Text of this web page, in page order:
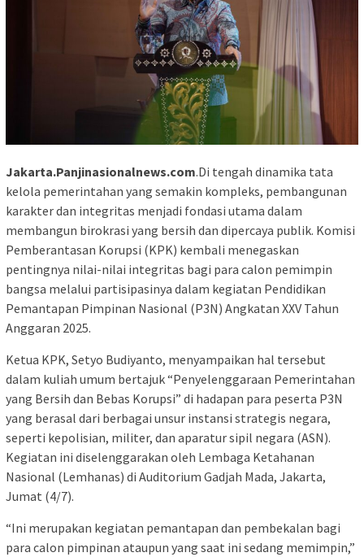
Jakarta.Panjinasionalnews.com.Di tengah dinamika tata
kelola pemerintahan yang semakin kompleks, pembangunan
karakter dan integritas menjadi fondasi utama dalam
membangun birokrasi yang bersih dan dipercaya publik. Komisi
Pemberantasan Korupsi (KPK) kembali menegaskan
pentingnya nilai-nilai integritas bagi para calon pemimpin
bangsa melalui partisipasinya dalam kegiatan Pendidikan
Pemantapan Pimpinan Nasional (P3N) Angkatan XXV Tahun
Anggaran 2025.
Ketua KPK, Setyo Budiyanto, menyampaikan hal tersebut
dalam kuliah umum bertajuk “Penyelenggaraan Pemerintahan
yang Bersih dan Bebas Korupsi” di hadapan para peserta P3N
yang berasal dari berbagai unsur instansi strategis negara,
seperti kepolisian, militer, dan aparatur sipil negara (ASN).
Kegiatan ini diselenggarakan oleh Lembaga Ketahanan
Nasional (Lemhanas) di Auditorium Gadjah Mada, Jakarta,
Jumat (4/7).
“Ini merupakan kegiatan pemantapan dan pembekalan bagi
para calon pimpinan ataupun yang saat ini sedang memimpin,”